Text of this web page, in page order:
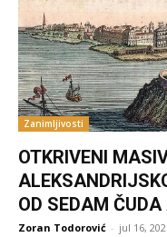
Zanimljivosti
OTKRIVENI
OD SEDAM
Zoran Todorović - jul 16,